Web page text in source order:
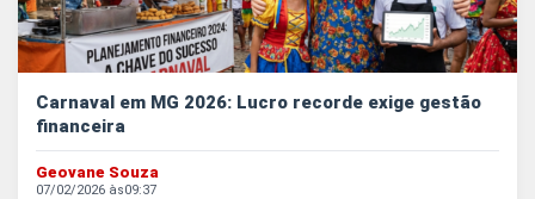
Carnaval em MG 2026: Lucro recorde exige gestão
financeira
Geovane Souza
07/02/2026 às09:37